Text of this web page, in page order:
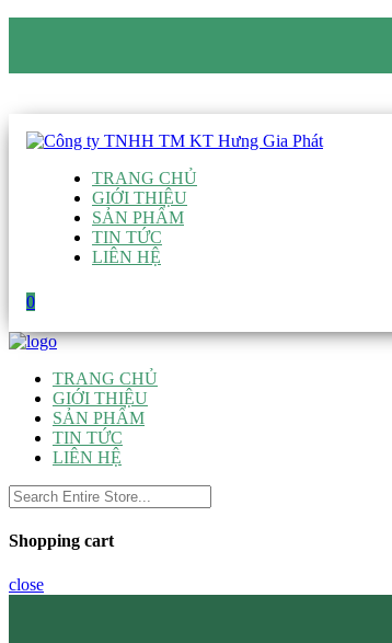
TRANG CHỦ
GIỚI THIỆU
SẢN PHẨM
TIN TỨC
LIÊN HỆ
0
TRANG CHỦ
GIỚI THIỆU
SẢN PHẨM
TIN TỨC
LIÊN HỆ
Shopping cart
close